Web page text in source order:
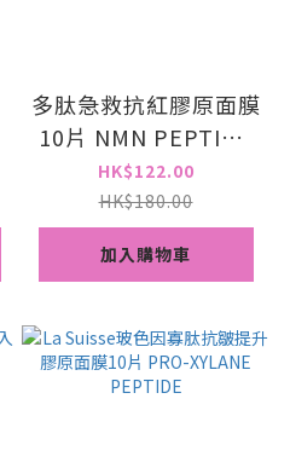
多肽急救抗紅膠原面膜
10片 NMN PEPTIDE
SOS ANTI REDNESS
HK$122.00
HK$180.00
加入購物車